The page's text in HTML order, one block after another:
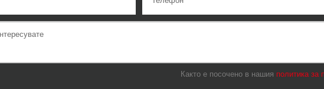
Както е посочено в нашия политика за